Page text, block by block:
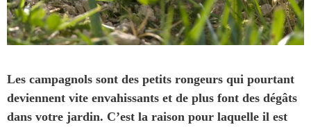
Les campagnols sont des petits rongeurs qui pourtant
deviennent vite envahissants et de plus font des dégâts
dans votre jardin. C’est la raison pour laquelle il est